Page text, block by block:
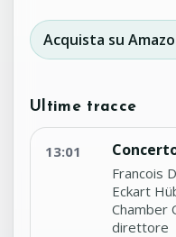
Acquista su
Ultime tracce
13:01
Francois
Eckart
Chamber
direttore